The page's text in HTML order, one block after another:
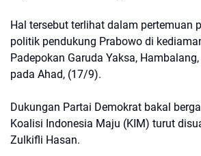
Hal tersebut terlihat dalam pertemuan
politik pendukung Prabowo di
Padepokan Garuda Yaksa,
pada Ahad, (17/9).
Dukungan Partai Demokrat bakal
Koalisi Indonesia Maju (KIM) turut
Zulkifli Hasan.